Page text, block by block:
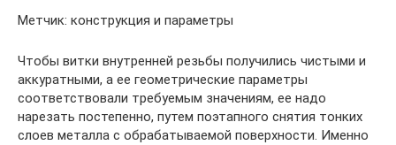
Метчик: конструкция и параметры
Чтобы витки внутренней резьбы получились чистыми и
аккуратными, а ее геометрические параметры
соответствовали требуемым значениям, ее надо
нарезать постепенно, путем поэтапного снятия тонких
слоев металла с обрабатываемой поверхности. Именно